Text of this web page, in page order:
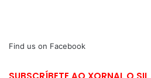
Find us on Facebook